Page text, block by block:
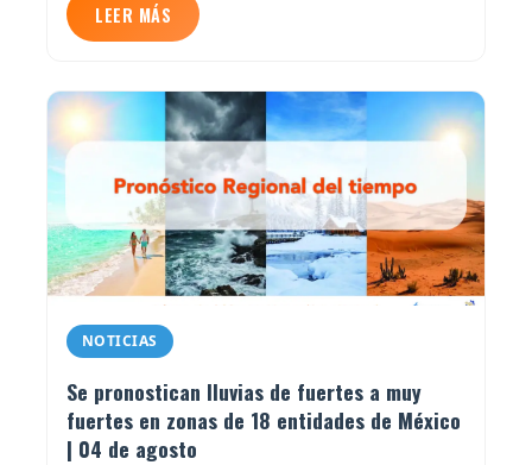
LEER MÁS
NOTICIAS
Se pronostican lluvias de fuertes a muy
fuertes en zonas de 18 entidades de México
| 04 de agosto